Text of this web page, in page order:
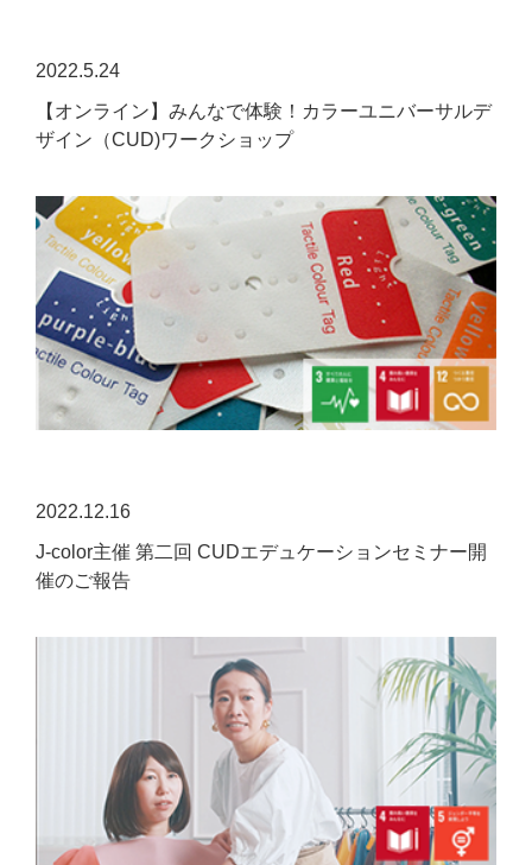
2022.5.24
【オンライン】みんなで体験！カラーユニバーサルデ
ザイン（CUD)ワークショップ
2022.12.16
J-color主催 第二回 CUDエデュケーションセミナー開
催のご報告